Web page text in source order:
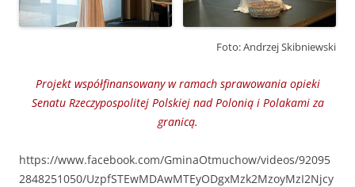
Foto: Andrzej Skibniewski
Projekt współfinansowany w ramach sprawowania opieki
Senatu Rzeczypospolitej Polskiej nad Polonią i Polakami za
granicą.
https://www.facebook.com/GminaOtmuchow/videos/92095
2848251050/UzpfSTEwMDAwMTEyODgxMzk2MzoyMzI2Njcy